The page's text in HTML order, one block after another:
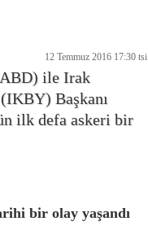
12 Temmuz 2016 17:30 tsi
ile Irak
Başkanı
ilk defa askeri bir
bir olay yaşandı